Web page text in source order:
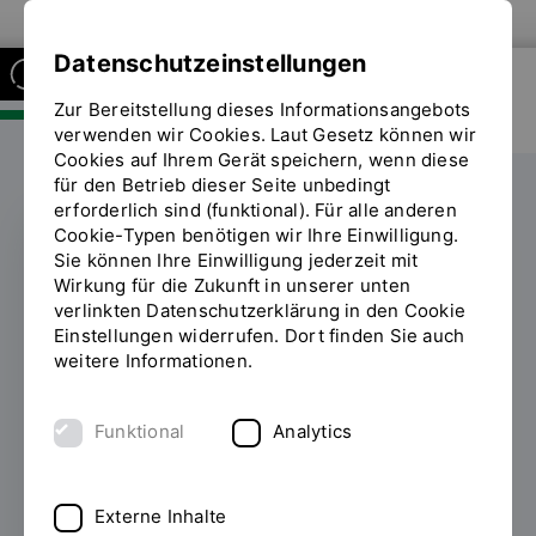
FAKULTÄT SOZIAL- UND
GESUNDHEITSWISSENSCHAFTEN
LOGOPÄDIE
Digitale
Sprachtherapie im
Fokus
OTH Regensburg bringt mit innovativen
Datenschutzeinstellungen
Zur Bereitstellung dieses Informationsangebots
verwenden wir Cookies. Laut Gesetz können wir
Cookies auf Ihrem Gerät speichern, wenn diese
für den Betrieb dieser Seite unbedingt
erforderlich sind (funktional). Für alle anderen
Cookie-Typen benötigen wir Ihre Einwilligung.
Sie können Ihre Einwilligung jederzeit mit
Wirkung für die Zukunft in unserer unten
verlinkten Datenschutzerklärung in den Cookie
Einstellungen widerrufen. Dort finden Sie auch
weitere Informationen.
Funktional Analytics
Externe Inhalte